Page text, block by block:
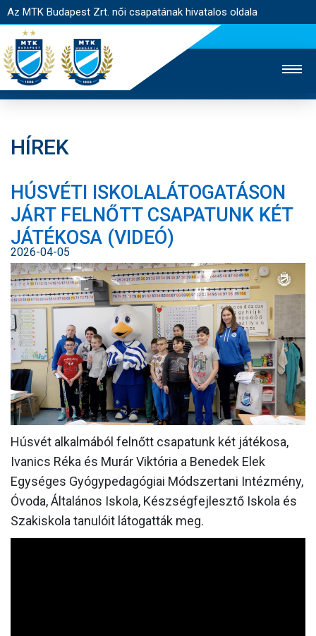
Az MTK Budapest Zrt. női csapatának hivatalos oldala
JEGYÉRTÉKESÍTÉS
WEBSHOP
STADION
EGYESÜLET
KAPCSOLAT
NYITÓLAP
HÍREK
CSAPAT
MÉRKŐZÉSEK
JELENTKEZÉS
KLUB
GALÉRIA
SZURKOLÓI ÉLMÉNYEK
SAJTÓ
HÍREK
HÚSVÉTI ISKOLALÁTOGATÁSON
JÁRT FELNŐTT CSAPATUNK KÉT
JÁTÉKOSA (VIDEÓ)
2026-04-05
Húsvét alkalmából felnőtt csapatunk két játékosa,
Ivanics Réka és Murár Viktória a Benedek Elek
Egységes Gyógypedagógiai Módszertani Intézmény,
Óvoda, Általános Iskola, Készségfejlesztő Iskola és
Szakiskola tanulóit látogatták meg.